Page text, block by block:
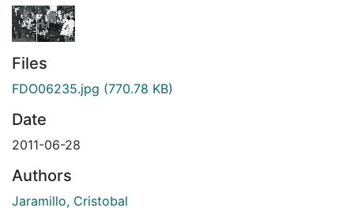
Files
FDO06235.jpg (770.78 KB)
Date
2011-06-28
Authors
Jaramillo, Cristobal